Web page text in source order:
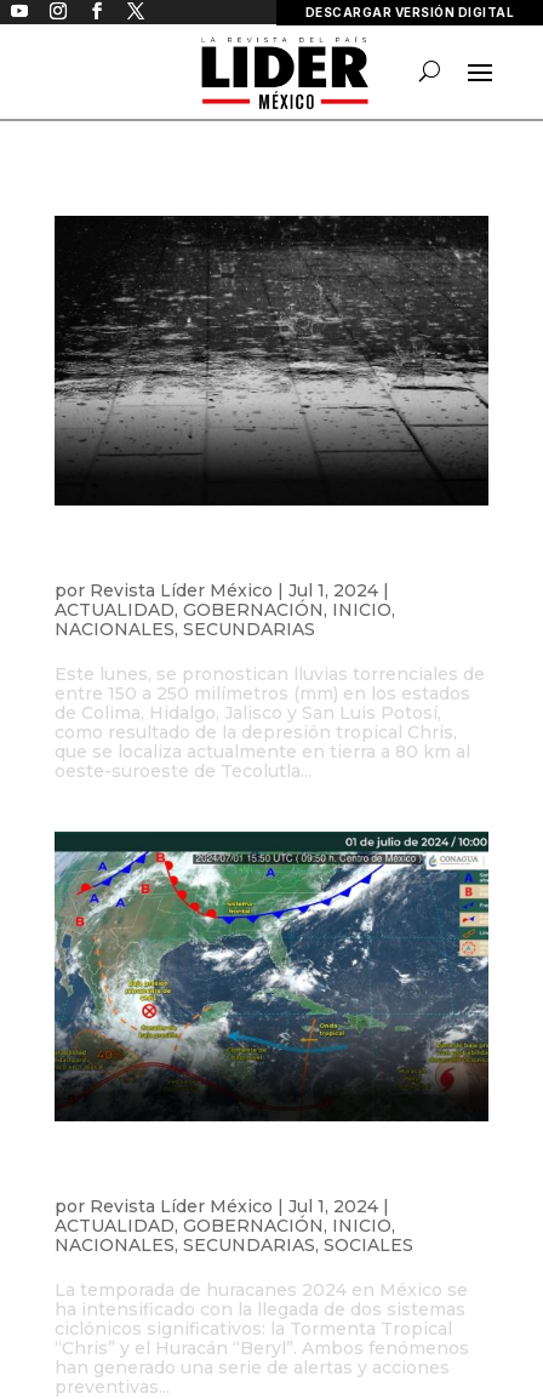
DESCARGAR VERSIÓN DIGITAL
por Revista Líder México | Jul 1, 2024|
ACTUALIDAD, GOBERNACIÓN, INICIO,
NACIONALES, SECUNDARIAS
Este lunes, se pronostican lluvias torrenciales de
entre 150 a 250 milímetros (mm) en los estados
de Colima, Hidalgo, Jalisco y San Luis Potosí,
como resultado de la depresión tropical Chris,
que se localiza actualmente en tierra a 80 km al
oeste-suroeste de Tecolutla...
por Revista Líder México | Jul 1, 2024|
ACTUALIDAD, GOBERNACIÓN, INICIO,
NACIONALES, SECUNDARIAS, SOCIALES
La temporada de huracanes 2024 en México se
ha intensificado con la llegada de dos sistemas
ciclónicos significativos: la Tormenta Tropical
“Chris” y el Huracán “Beryl”. Ambos fenómenos
han generado una serie de alertas y acciones
preventivas...